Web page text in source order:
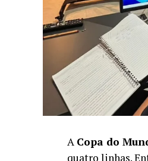
A Copa do
quatro linhas.